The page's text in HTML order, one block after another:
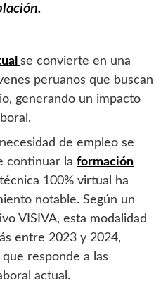
se convierte en una
peruanos que buscan
generando un impacto
de empleo se
continuar la formación
100% virtual ha
notable. Según un
VISIVA, esta modalidad
entre 2023 y 2024,
responde a las
actual.